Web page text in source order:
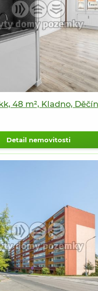
48 m², Kladno,
Detail nemovitosti